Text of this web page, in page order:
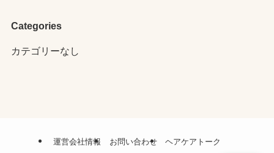
Categories
カテゴリーなし
運営会社情報 お問い合わせ ヘアケアトーク